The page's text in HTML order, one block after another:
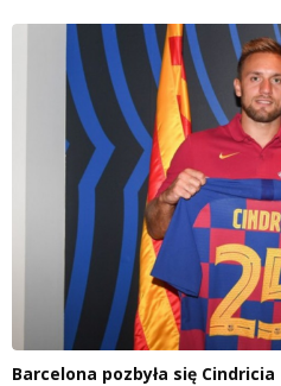
Barcelona pozbyła się Cindricia